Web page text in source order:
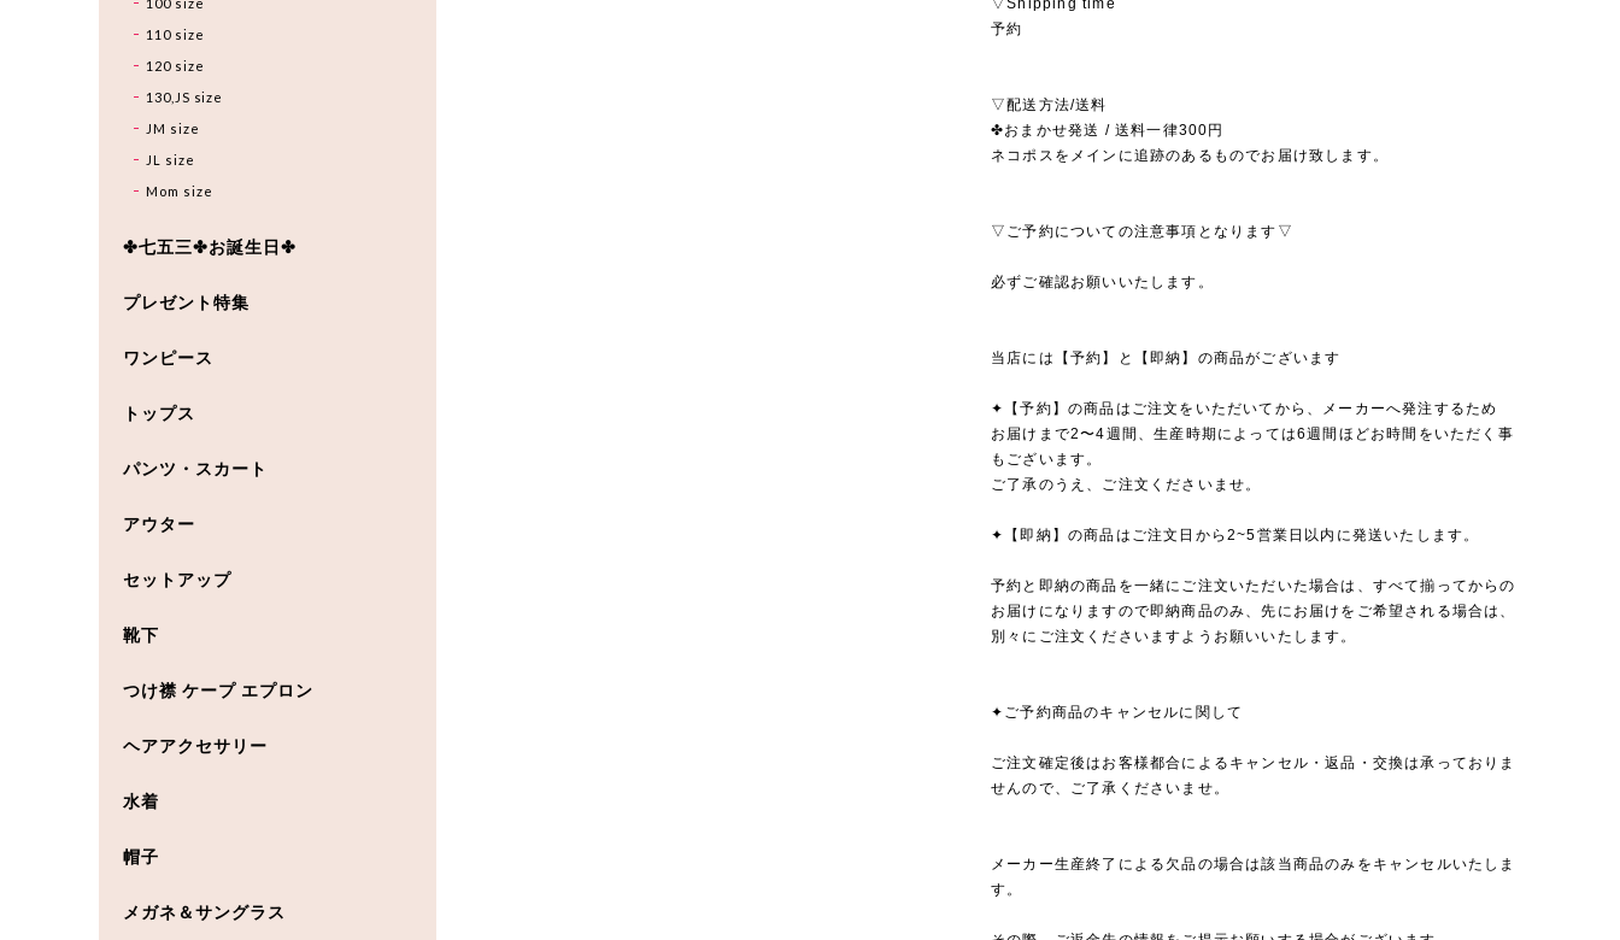
▽Shipping time
予約
▽配送方法/送料
✤おまかせ発送 / 送料一律300円
ネコポスをメインに追跡のあるものでお届け致します。
▽ご予約についての注意事項となります▽
必ずご確認お願いいたします。
当店には【予約】と【即納】の商品がございます
✦【予約】の商品はご注文をいただいてから、メーカーへ発注するため
お届けまで2〜4週間、生産時期によっては6週間ほどお時間をいただく事
もございます。
ご了承のうえ、ご注文くださいませ。
✦【即納】の商品はご注文日から2~5営業日以内に発送いたします。
予約と即納の商品を一緒にご注文いただいた場合は、すべて揃ってからの
お届けになりますので即納商品のみ、先にお届けをご希望される場合は、
別々にご注文くださいますようお願いいたします。
✦ご予約商品のキャンセルに関して
ご注文確定後はお客様都合によるキャンセル・返品・交換は承っておりま
せんので、ご了承くださいませ。
メーカー生産終了による欠品の場合は該当商品のみをキャンセルいたしま
す。
110 size
120 size
130,JS size
JM size
JL size
Mom size
✤七五三✤お誕生日✤
プレゼント特集
ワンピース
トップス
パンツ・スカート
アウター
セットアップ
靴下
つけ襟 ケープ エプロン
ヘアアクセサリー
水着
帽子
メガネ＆サングラス